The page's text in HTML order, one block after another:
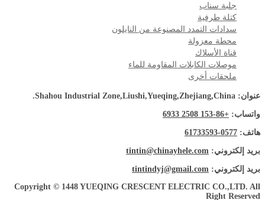
جلبة سناب
كتلة طرفية
سدادات التمدد المصنوعة من النايلون
محطة معزولة
قناة الأسلاك
موصلات الكابلات المقاومة للماء
ملحقات أخرى
عنوان: Shahou Industrial Zone,Liushi,Yueqing,Zhejiang,China.
واتساب: +86-153 2508 6933
هاتف: 0577-61733593
بريد إلكتروني: tintin@chinayhele.com
بريد إلكتروني: tintindyj@gmail.com
Copyright © 1448 YUEQING CRESCENT ELECTRIC CO.,LTD. All
Right Reserved